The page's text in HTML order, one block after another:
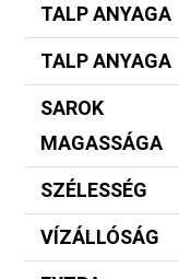
TALP ANYAGA
TALP ANYAGA
SAROK
MAGASSÁGA
SZÉLESSÉG
VÍZÁLLÓSÁG